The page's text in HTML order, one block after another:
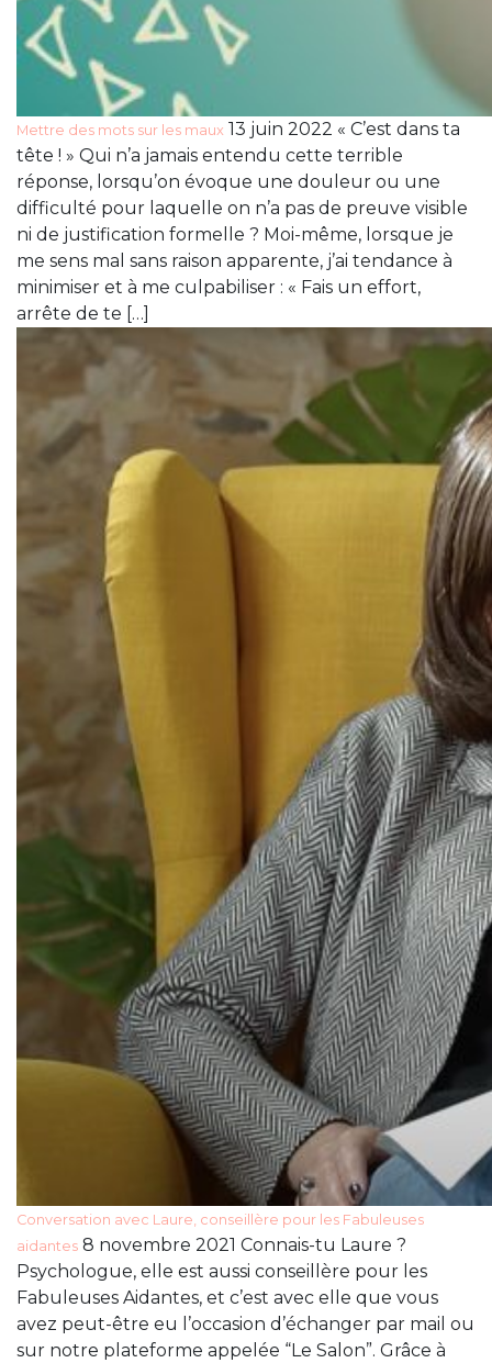
Mettre des mots sur les maux 13 juin 2022 « C’est dans ta
tête ! » Qui n’a jamais entendu cette terrible
réponse, lorsqu’on évoque une douleur ou une
difficulté pour laquelle on n’a pas de preuve visible
ni de justification formelle ? Moi-même, lorsque je
me sens mal sans raison apparente, j’ai tendance à
minimiser et à me culpabiliser : « Fais un effort,
arrête de te […]
Conversation avec Laure, conseillère pour les Fabuleuses
aidantes 8 novembre 2021 Connais-tu Laure ?
Psychologue, elle est aussi conseillère pour les
Fabuleuses Aidantes, et c’est avec elle que vous
avez peut-être eu l’occasion d’échanger par mail ou
sur notre plateforme appelée “Le Salon”. Grâce à